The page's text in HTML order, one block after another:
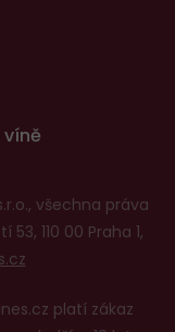
všechna práva
110 00 Praha 1,
platí zákaz